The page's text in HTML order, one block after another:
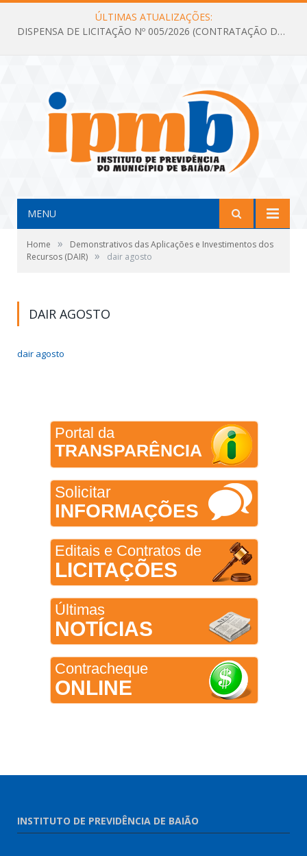
ÚLTIMAS ATUALIZAÇÕES:
DISPENSA DE LICITAÇÃO Nº 005/2026 (CONTRATAÇÃO DE SERVIÇOS TÉCNICOS DE CONSULTORIA E ASSESSORIA EM LICITAÇÃO COM ANÁLISE E ACOMPANHAMENTO DE PROCESSOS LICITATÓRIOS PARA ATENDER AS NECESSIDADES DO INSTITUTO DE PREVIDÊNCIA DO MUNICÍPIO DE BAIÃO – IPMB)
MENU
Home »
Demonstrativos das Aplicações e Investimentos dos
Recursos (DAIR) » dair agosto
DAIR AGOSTO
dair agosto
Portal da
TRANSPARÊNCIA
Solicitar
INFORMAÇÕES
Editais e Contratos de
LICITAÇÕES
Últimas
NOTÍCIAS
Contracheque
ONLINE
INSTITUTO DE PREVIDÊNCIA DE BAIÃO